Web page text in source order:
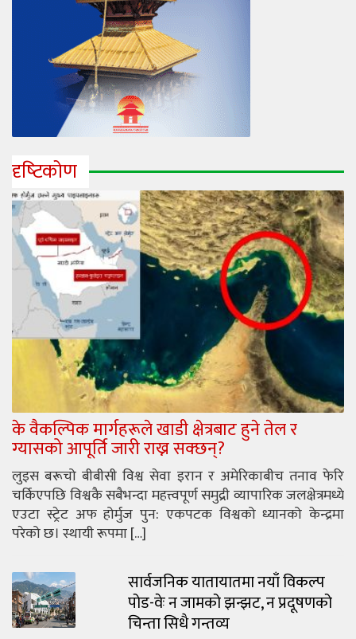
दृष्‍टिकोण
के वैकल्पिक मार्गहरूले खाडी क्षेत्रबाट हुने तेल र
ग्यासको आपूर्ति जारी राख्न सक्छन्?
लुइस बरूचो बीबीसी विश्व सेवा इरान र अमेरिकाबीच तनाव फेरि
चर्किएपछि विश्वकै सबैभन्दा महत्त्वपूर्ण समुद्री व्यापारिक जलक्षेत्रमध्ये
एउटा स्ट्रेट अफ होर्मुज पुन: एकपटक विश्वको ध्यानको केन्द्रमा
परेको छ। स्थायी रूपमा […]
सार्वजनिक यातायातमा नयाँ विकल्प
पोड-वेः न जामको झन्झट, न प्रदूषणको
चिन्ता सिधै गन्तव्य